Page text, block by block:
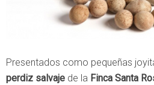
Presentados como pequeñas
perdiz salvaje de la Finca Santa